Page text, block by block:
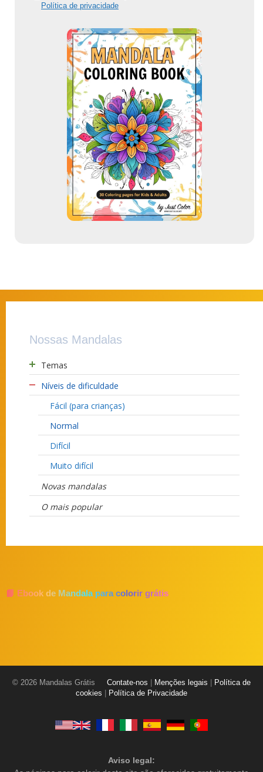
Política de privacidade
Nossas Mandalas
Temas
Níveis de dificuldade
Fácil (para crianças)
Normal
Difícil
Muito difícil
Novas mandalas
O mais popular
📘 Ebook de Mandala para colorir grátis
© 2026 Mandalas Grátis Contate-nos Menções legais
Política de
cookies
Política de Privacidade
Aviso legal: